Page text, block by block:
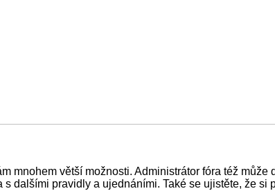
mnohem větší možnosti. Administrátor fóra též
dalšími pravidly a ujednáními. Také se ujistěte, že si